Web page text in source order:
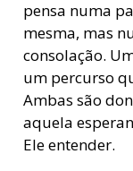
pensa numa
mesma, mas
consolação.
um percurso
Ambas são
aquela
Ele entender.